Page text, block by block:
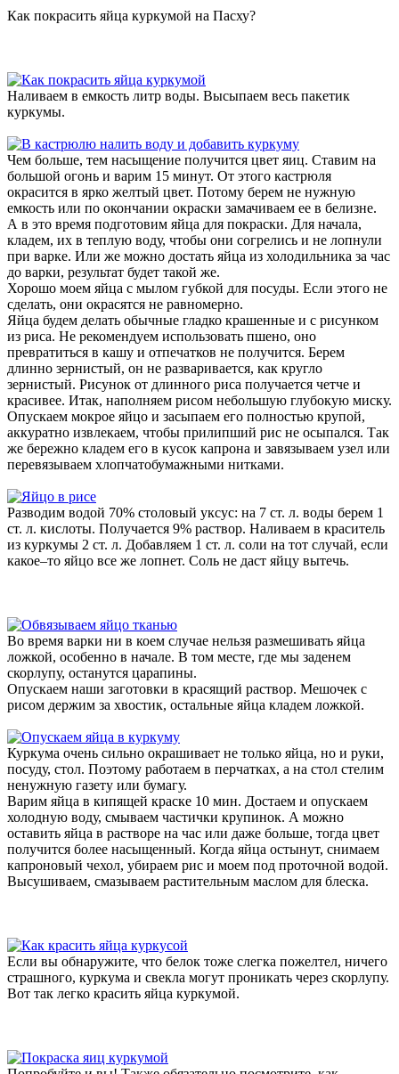
Как покрасить яйца куркумой на Пасху?
Наливаем в емкость литр воды. Высыпаем весь пакетик
куркумы.
Чем больше, тем насыщение получится цвет яиц. Ставим на
большой огонь и варим 15 минут. От этого кастрюля
окрасится в ярко желтый цвет. Потому берем не нужную
емкость или по окончании окраски замачиваем ее в белизне.
А в это время подготовим яйца для покраски. Для начала,
кладем, их в теплую воду, чтобы они согрелись и не лопнули
при варке. Или же можно достать яйца из холодильника за час
до варки, результат будет такой же.
Хорошо моем яйца с мылом губкой для посуды. Если этого не
сделать, они окрасятся не равномерно.
Яйца будем делать обычные гладко крашенные и с рисунком
из риса. Не рекомендуем использовать пшено, оно
превратиться в кашу и отпечатков не получится. Берем
длинно зернистый, он не разваривается, как кругло
зернистый. Рисунок от длинного риса получается четче и
красивее. Итак, наполняем рисом небольшую глубокую миску.
Опускаем мокрое яйцо и засыпаем его полностью крупой,
аккуратно извлекаем, чтобы прилипший рис не осыпался. Так
же бережно кладем его в кусок капрона и завязываем узел или
перевязываем хлопчатобумажными нитками.
Разводим водой 70% столовый уксус: на 7 ст. л. воды берем 1
ст. л. кислоты. Получается 9% раствор. Наливаем в краситель
из куркумы 2 ст. л. Добавляем 1 ст. л. соли на тот случай, если
какое–то яйцо все же лопнет. Соль не даст яйцу вытечь.
Во время варки ни в коем случае нельзя размешивать яйца
ложкой, особенно в начале. В том месте, где мы заденем
скорлупу, останутся царапины.
Опускаем наши заготовки в красящий раствор. Мешочек с
рисом держим за хвостик, остальные яйца кладем ложкой.
Куркума очень сильно окрашивает не только яйца, но и руки,
посуду, стол. Поэтому работаем в перчатках, а на стол стелим
ненужную газету или бумагу.
Варим яйца в кипящей краске 10 мин. Достаем и опускаем
холодную воду, смываем частички крупинок. А можно
оставить яйца в растворе на час или даже больше, тогда цвет
получится более насыщенный. Когда яйца остынут, снимаем
капроновый чехол, убираем рис и моем под проточной водой.
Высушиваем, смазываем растительным маслом для блеска.
Если вы обнаружите, что белок тоже слегка пожелтел, ничего
страшного, куркума и свекла могут проникать через скорлупу.
Вот так легко красить яйца куркумой.